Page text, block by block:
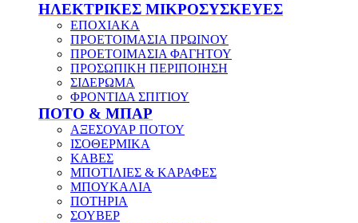
ΗΛΕΚΤΡΙΚΕΣ ΜΙΚΡΟΣΥΣΚΕΥΕΣ
ΕΠΟΧΙΑΚΑ
ΠΡΟΕΤΟΙΜΑΣΙΑ ΠΡΩΙΝΟΥ
ΠΡΟΕΤΟΙΜΑΣΙΑ ΦΑΓΗΤΟΥ
ΠΡΟΣΩΠΙΚΗ ΠΕΡΙΠΟΙΗΣΗ
ΣΙΔΕΡΩΜΑ
ΦΡΟΝΤΙΔΑ ΣΠΙΤΙΟΥ
ΠΟΤΟ & ΜΠΑΡ
ΑΞΕΣΟΥΑΡ ΠΟΤΟΥ
ΙΣΟΘΕΡΜΙΚΑ
ΚΑΒΕΣ
ΜΠΟΤΙΛΙΕΣ & ΚΑΡΑΦΕΣ
ΜΠΟΥΚΑΛΙΑ
ΠΟΤΗΡΙΑ
ΣΟΥΒΕΡ